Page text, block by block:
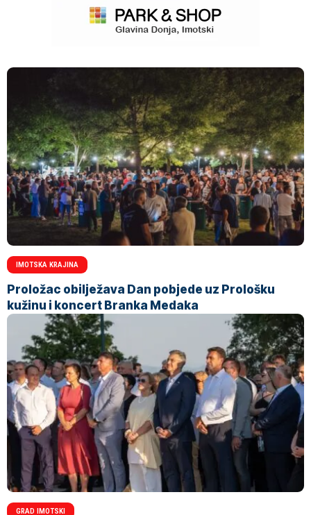
IMOTSKA KRAJINA
Proložac obilježava Dan pobjede uz Prološku
kužinu i koncert Branka Medaka
GRAD IMOTSKI